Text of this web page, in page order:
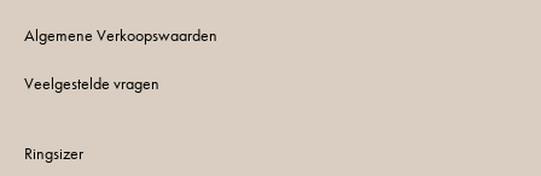
Algemene Verkoopswaarden
Veelgestelde vragen
Ringsizer